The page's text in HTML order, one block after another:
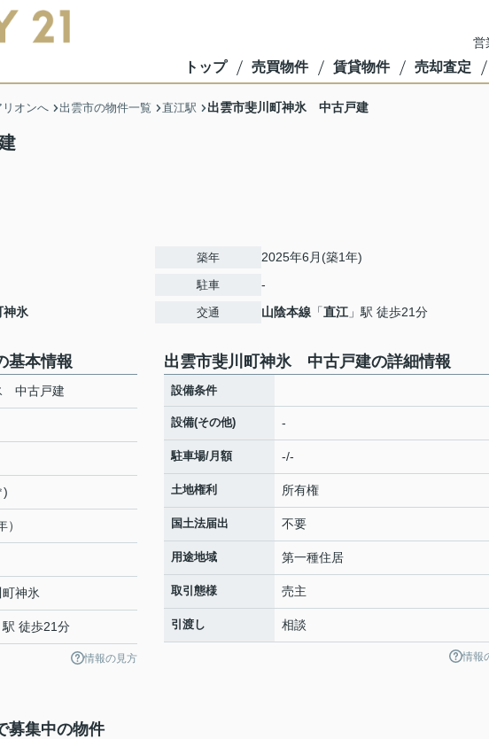
営
トップ 売買物件 賃貸物件 売却査定
オンへ 出雲市の物件一覧 直江駅 出雲市斐川町神氷 中古戸建
神氷
築年 2025年6月(築1年)
駐車 -
交通 山陰本線 「直江 」駅 徒歩21分
基本情報
中古戸建
)
神氷
駅 徒歩21分
情報の見方
出雲市斐川町神氷 中古戸建の詳細情報
設備条件
設備(その他) -
駐車場/月額 -/-
土地権利 所有権
国土法届出 不要
用途地域 第一種住居
取引態様 売主
引渡し 相談
情報
募集中の物件